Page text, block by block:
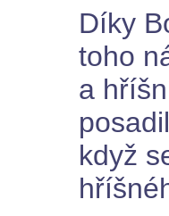
Díky
toho
a
když